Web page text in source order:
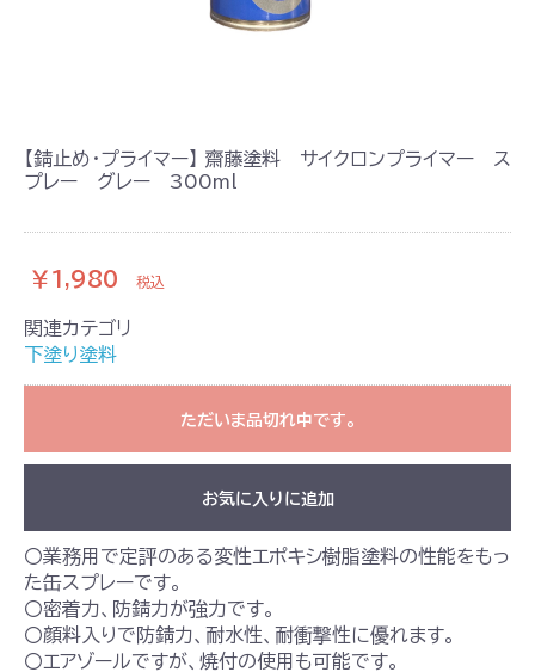
【錆止め・プライマー】 齋藤塗料 サイクロンプライマー ス
プレー グレー 300ml
￥1,980 税込
関連カテゴリ
下塗り塗料
ただいま品切れ中です。
お気に入りに追加
〇業務用で定評のある変性エポキシ樹脂塗料の性能をもっ
た缶スプレーです。
〇密着力、防錆力が強力です。
〇顔料入りで防錆力、耐水性、耐衝撃性に優れます。
〇エアゾールですが、焼付の使用も可能です。